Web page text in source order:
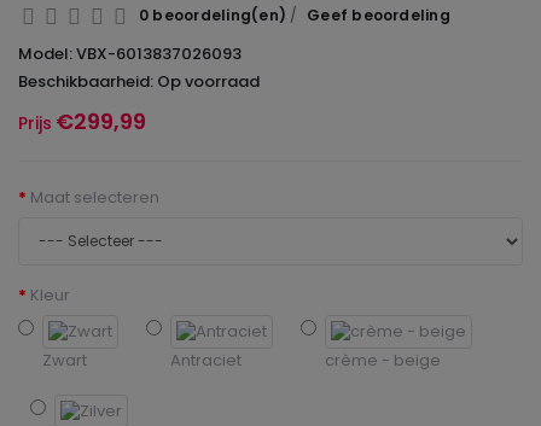
0 beoordeling(en) / Geef beoordeling
Model: VBX-6013837026093
Beschikbaarheid: Op voorraad
Prijs €299,99
Maat selecteren
Kleur
Zwart Antraciet crème - beige